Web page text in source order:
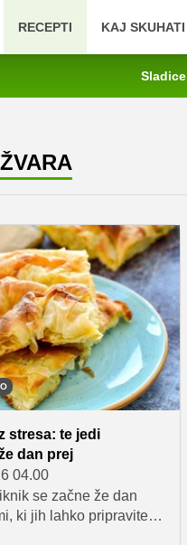
RECEPTI KAJ SKUHATI
stresa: te jedi
dan prej
04.00
se začne že dan
ki jih lahko pripravite